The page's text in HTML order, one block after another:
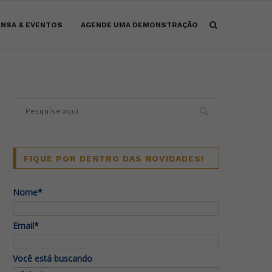
& EVENTOS AGENDE UMA DEMONSTRAÇÃO
FIQUE POR DENTRO DAS NOVIDADES!
Nome*
Email*
Você está buscando